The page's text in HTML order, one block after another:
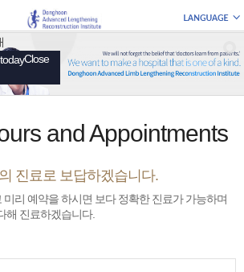
Close
and Appointments
진료로 보답하겠습니다.
리 예약을 하시면 보다 정확한 진료가 가능하며
해 진료하겠습니다.